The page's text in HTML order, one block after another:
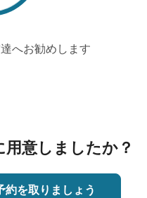
へお勧めします
意しましたか？
を取りましょう